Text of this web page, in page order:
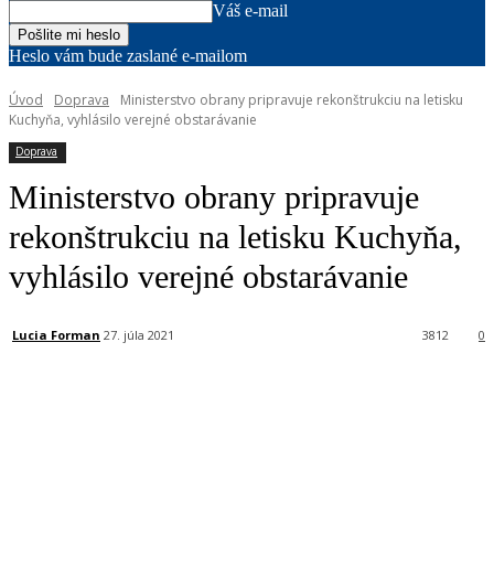
Váš e-mail
Heslo vám bude zaslané e-mailom
Úvod Doprava
Ministerstvo obrany pripravuje rekonštrukciu na letisku
Kuchyňa, vyhlásilo verejné obstarávanie
Doprava
Ministerstvo obrany pripravuje
rekonštrukciu na letisku Kuchyňa,
vyhlásilo verejné obstarávanie
Lucia Forman 27. júla 2021 0
3812